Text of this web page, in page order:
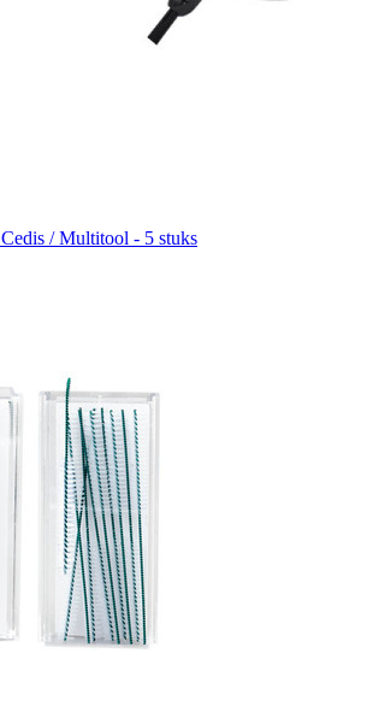
Cedis / Multitool - 5 stuks